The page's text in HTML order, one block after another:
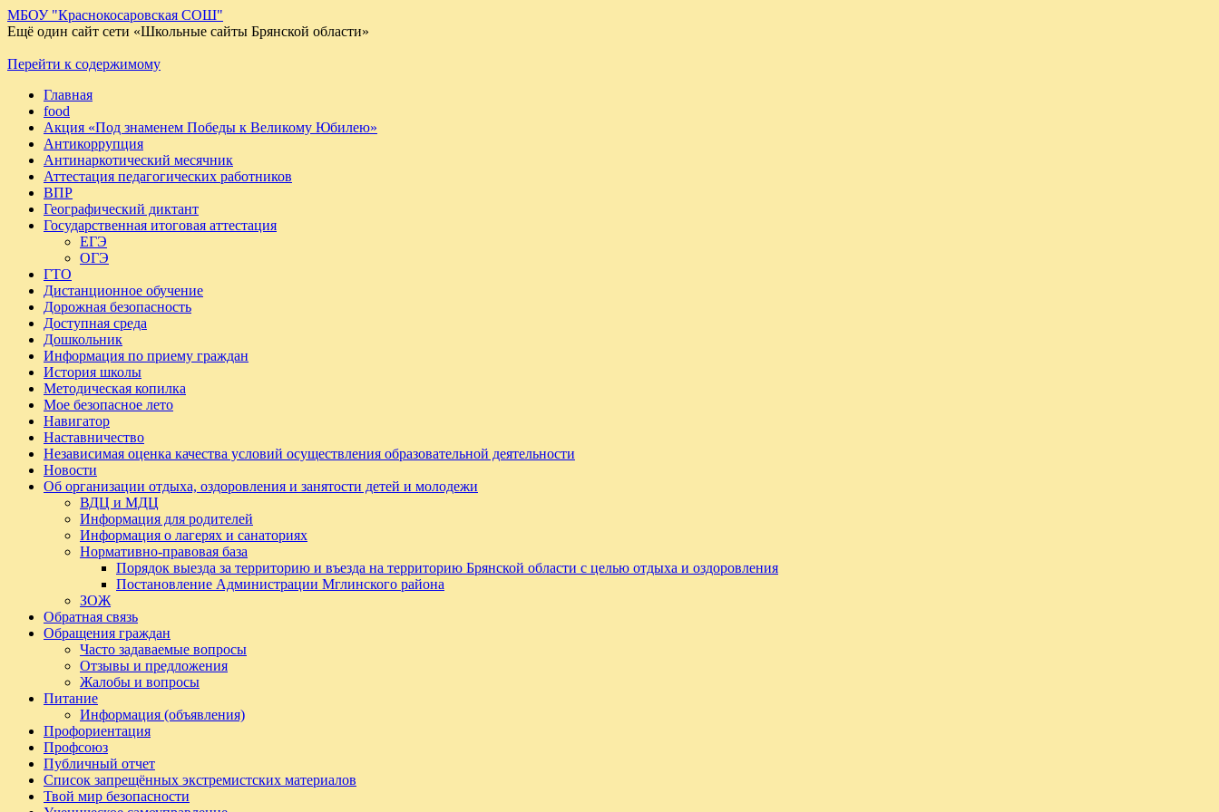
МБОУ "Краснокосаровская СОШ"
Ещё один сайт сети «Школьные сайты Брянской области»
Перейти к содержимому
Главная
food
Акция «Под знаменем Победы к Великому Юбилею»
Антикоррупция
Антинаркотический месячник
Аттестация педагогических работников
ВПР
Географический диктант
Государственная итоговая аттестация
ЕГЭ
ОГЭ
ГТО
Дистанционное обучение
Дорожная безопасность
Доступная среда
Дошкольник
Информация по приему граждан
История школы
Методическая копилка
Мое безопасное лето
Навигатор
Наставничество
Независимая оценка качества условий осуществления образовательной деятельности
Новости
Об организации отдыха, оздоровления и занятости детей и молодежи
ВДЦ и МДЦ
Информация для родителей
Информация о лагерях и санаториях
Нормативно-правовая база
Порядок выезда за территорию и въезда на территорию Брянской области с целью отдыха и оздоровления
Постановление Администрации Мглинского района
ЗОЖ
Обратная связь
Обращения граждан
Часто задаваемые вопросы
Отзывы и предложения
Жалобы и вопросы
Питание
Информация (объявления)
Профориентация
Профсоюз
Публичный отчет
Список запрещённых экстремистских материалов
Твой мир безопасности